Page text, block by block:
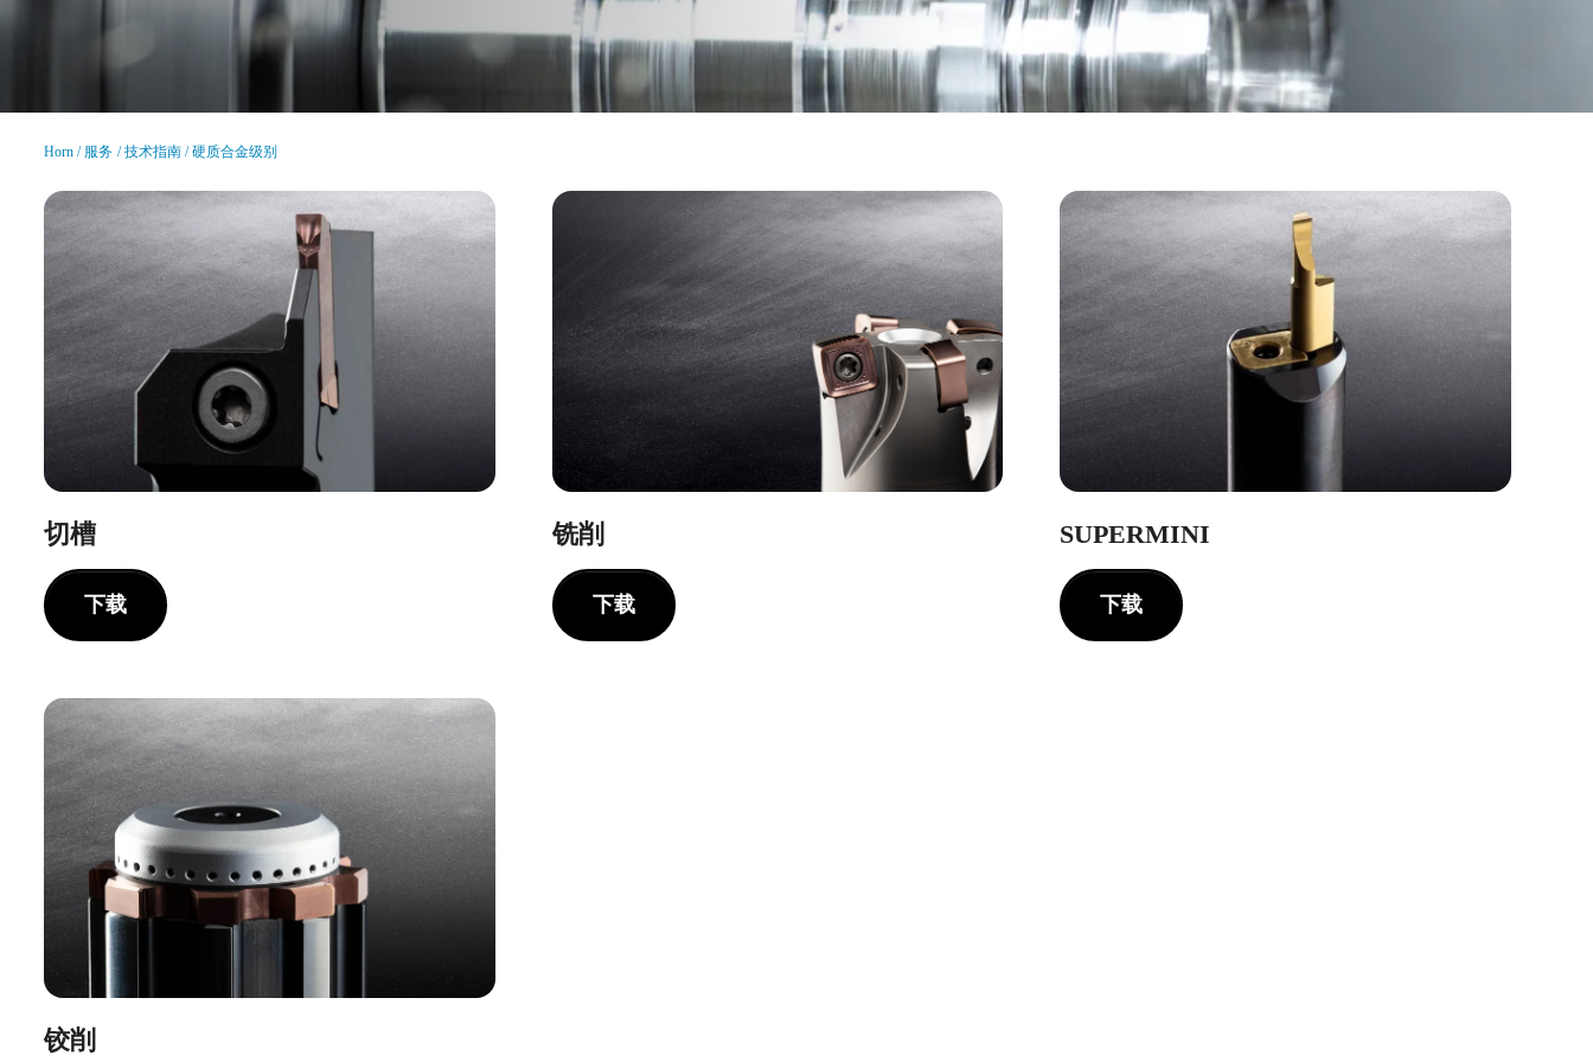
Horn 服务 技术指南 硬质合金级别
切槽
下载
铣削
下载
SUPERMINI
下载
铰削